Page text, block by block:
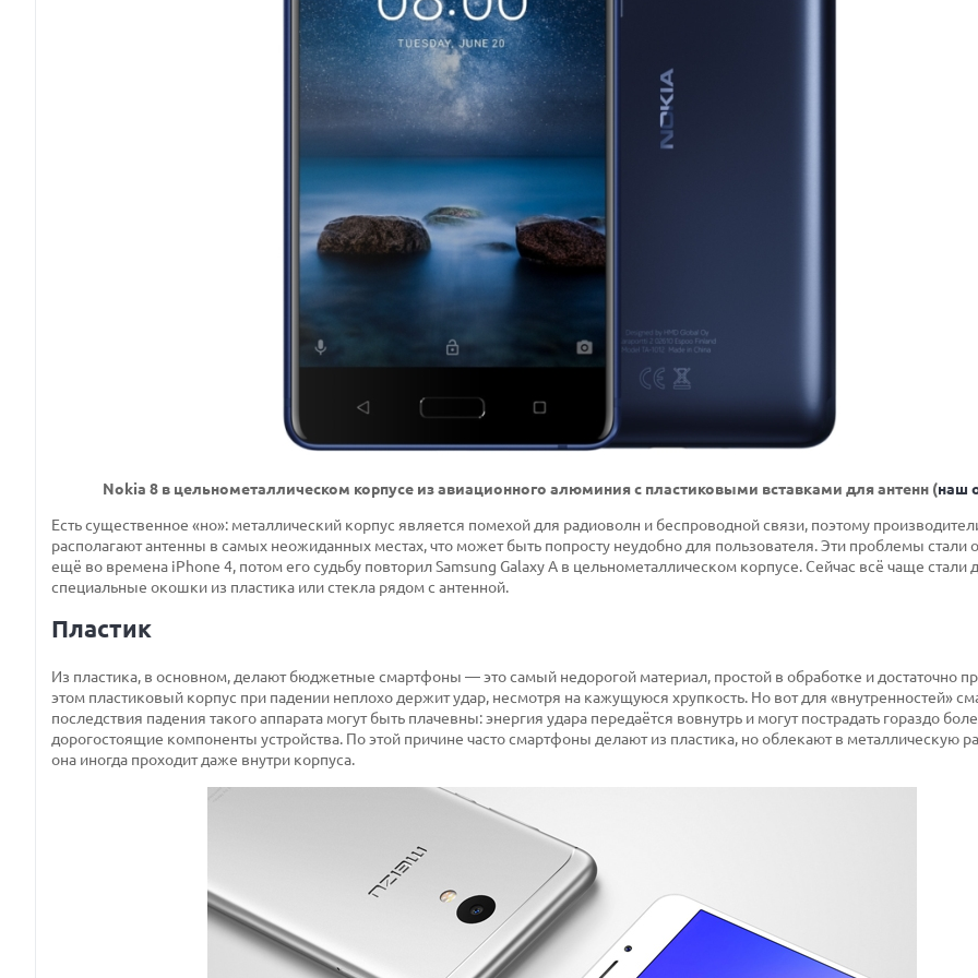
Nokia 8 в цельнометаллическом корпусе из авиационного алюминия с пластиковыми вставками для антенн (наш
Есть существенное «но»: металлический корпус является помехой для радиоволн и беспроводной связи, поэтому
располагают антенны в самых неожиданных местах, что может быть попросту неудобно для пользователя. Эти проблемы стали
ещё во времена iPhone 4, потом его судьбу повторил Samsung Galaxy A в цельнометаллическом корпусе. Сейчас всё чаще стали
специальные окошки из пластика или стекла рядом с антенной.
Пластик
Из пластика, в основном, делают бюджетные смартфоны — это самый недорогой материал, простой в обработке и достаточно
этом пластиковый корпус при падении неплохо держит удар, несмотря на кажущуюся хрупкость. Но вот для «внутренностей»
последствия падения такого аппарата могут быть плачевны: энергия удара передаётся вовнутрь и могут пострадать гораздо
дорогостоящие компоненты устройства. По этой причине часто смартфоны делают из пластика, но облекают в металлическую
она иногда проходит даже внутри корпуса.